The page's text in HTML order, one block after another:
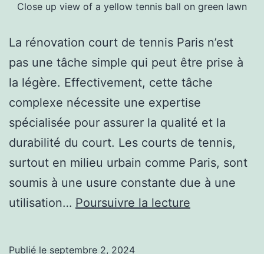
Close up view of a yellow tennis ball on green lawn
La rénovation court de tennis Paris n’est
pas une tâche simple qui peut être prise à
la légère. Effectivement, cette tâche
complexe nécessite une expertise
spécialisée pour assurer la qualité et la
durabilité du court. Les courts de tennis,
surtout en milieu urbain comme Paris, sont
soumis à une usure constante due à une
utilisation… Poursuivre la lecture
Publié le septembre 2, 2024